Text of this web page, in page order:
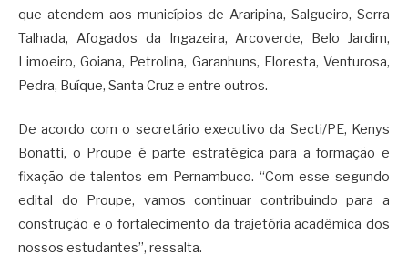
que atendem aos municípios de Araripina, Salgueiro, Serra
Talhada, Afogados da Ingazeira, Arcoverde, Belo Jardim,
Limoeiro, Goiana, Petrolina, Garanhuns, Floresta, Venturosa,
Pedra, Buíque, Santa Cruz e entre outros.
De acordo com o secretário executivo da Secti/PE, Kenys
Bonatti, o Proupe é parte estratégica para a formação e
fixação de talentos em Pernambuco. “Com esse segundo
edital do Proupe, vamos continuar contribuindo para a
construção e o fortalecimento da trajetória acadêmica dos
nossos estudantes”, ressalta.